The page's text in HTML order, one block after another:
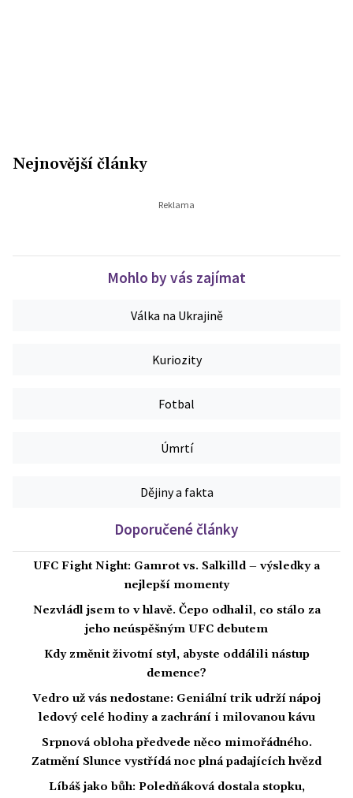
Nejnovější články
Mohlo by vás zajímat
Válka na Ukrajině
Kuriozity
Fotbal
Úmrtí
Dějiny a fakta
Doporučené články
UFC Fight Night: Gamrot vs. Salkilld – výsledky a
nejlepší momenty
Nezvládl jsem to v hlavě. Čepo odhalil, co stálo za
jeho neúspěšným UFC debutem
Kdy změnit životní styl, abyste oddálili nástup
demence?
Vedro už vás nedostane: Geniální trik udrží nápoj
ledový celé hodiny a zachrání i milovanou kávu
Srpnová obloha předvede něco mimořádného.
Zatmění Slunce vystřídá noc plná padajících hvězd
Líbáš jako bůh: Poledňáková dostala stopku,